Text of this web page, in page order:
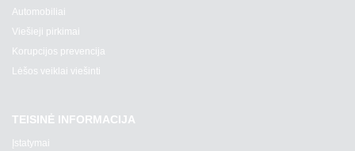
Automobiliai
Viešieji pirkimai
Korupcijos prevencija
Lėšos veiklai viešinti
TEISINĖ INFORMACIJA
Įstatymai